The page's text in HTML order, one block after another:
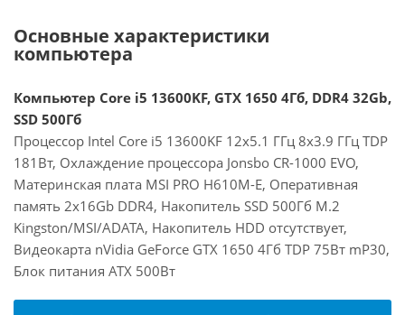
Основные характеристики
компьютера
Компьютер Core i5 13600KF, GTX 1650 4Гб, DDR4 32Gb,
SSD 500Гб
Процессор Intel Core i5 13600KF 12x5.1 ГГц 8x3.9 ГГц TDP
181Вт, Охлаждение процессора Jonsbo CR-1000 EVO,
Материнская плата MSI PRO H610M-E, Оперативная
память 2x16Gb DDR4, Накопитель SSD 500Гб M.2
Kingston/MSI/ADATA, Накопитель HDD отсутствует,
Видеокарта nVidia GeForce GTX 1650 4Гб TDP 75Вт mP30,
Блок питания ATX 500Вт